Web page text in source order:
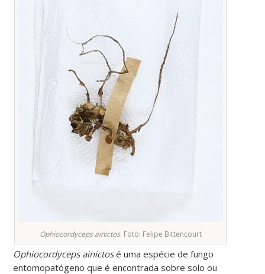
Ophiocordyceps ainictos. Foto: Felipe Bittencourt
Ophiocordyceps ainictosé uma espécie de fungo
entomopatógeno que é encontrada sobre solo ou